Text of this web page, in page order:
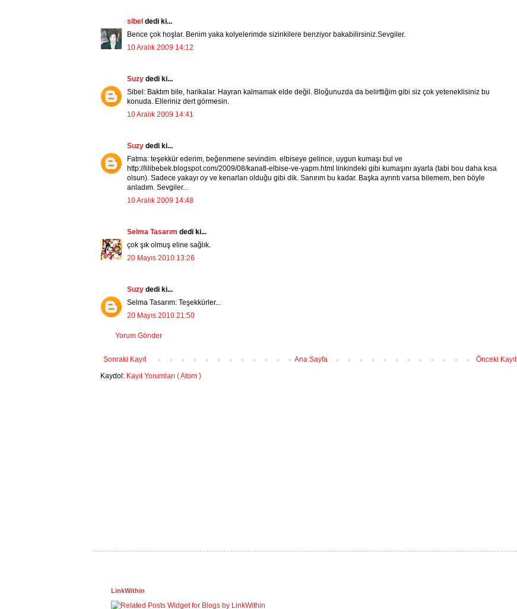
sibel dedi ki...
Bence çok hoşlar. Benim yaka kolyelerimde sizinkilere benziyor bakabilirsiniz.Sevgiler.
10 Aralık 2009 14:12
Suzy dedi ki...
Sibel: Baktım bile, harikalar. Hayran kalmamak elde değil. Bloğunuzda da belirttiğim gibi siz çok yeteneklisiniz bu
konuda. Elleriniz dert görmesin.
10 Aralık 2009 14:41
Suzy dedi ki...
Fatma: teşekkür ederim, beğenmene sevindim. elbiseye gelince, uygun kumaşı bul ve
http://lilibebek.blogspot.com/2009/08/kanatl-elbise-ve-yapm.html linkindeki gibi kumaşını ayarla (tabi bou daha kısa
olsun). Sadece yakayı oy ve kenarları olduğu gibi dik. Sanırım bu kadar. Başka ayrıntı varsa bilemem, ben böyle
anladım. Sevgiler...
10 Aralık 2009 14:48
Selma Tasarım dedi ki...
çok şık olmuş eline sağlık.
20 Mayıs 2010 13:26
Suzy dedi ki...
Selma Tasarım: Teşekkürler...
20 Mayıs 2010 21:50
Yorum Gönder
Sonraki Kayıt Önceki Kayıt
Ana Sayfa
Kaydol: Kayıt Yorumları ( Atom )
LinkWithin